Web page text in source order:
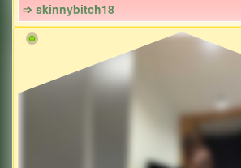
➩ skinnybitch18